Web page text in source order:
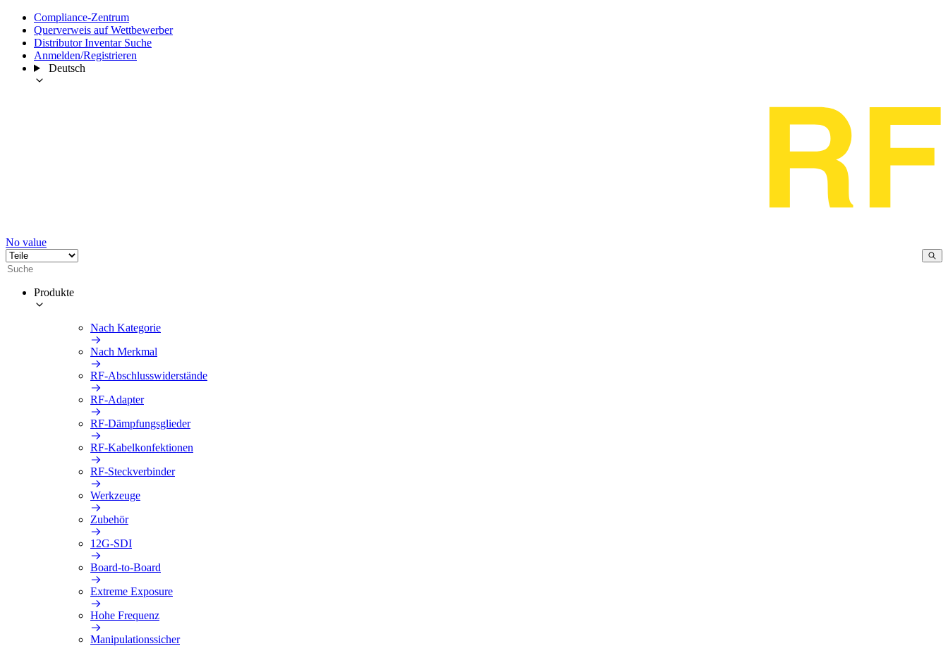
Compliance-Zentrum
Querverweis auf Wettbewerber
Distributor Inventar Suche
Anmelden/Registrieren
Deutsch
No value
Produkte
Nach Kategorie
Nach Merkmal
RF-Abschlusswiderstände
RF-Adapter
RF-Dämpfungsglieder
RF-Kabelkonfektionen
RF-Steckverbinder
Werkzeuge
Zubehör
12G-SDI
Board-to-Board
Extreme Exposure
Hohe Frequenz
Manipulationssicher